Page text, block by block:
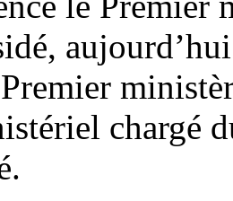
chargé